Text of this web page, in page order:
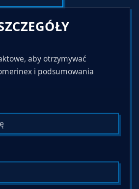
aby otrzymywać
i podsumowania